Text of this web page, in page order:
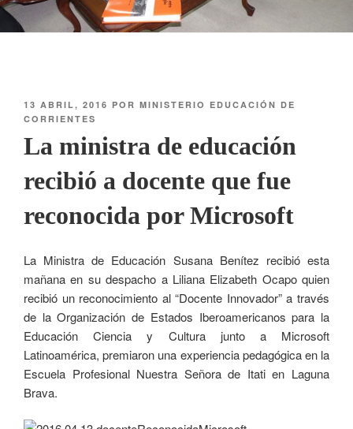
13 ABRIL, 2016 POR MINISTERIO EDUCACIÓN DE
CORRIENTES
La ministra de educación
recibió a docente que fue
reconocida por Microsoft
La Ministra de Educación Susana Benítez recibió esta
mañana en su despacho a Liliana Elizabeth Ocapo quien
recibió un reconocimiento al “Docente Innovador” a través
de la Organización de Estados Iberoamericanos para la
Educación Ciencia y Cultura junto a Microsoft
Latinoamérica, premiaron una experiencia pedagógica en la
Escuela Profesional Nuestra Señora de Itati en Laguna
Brava.